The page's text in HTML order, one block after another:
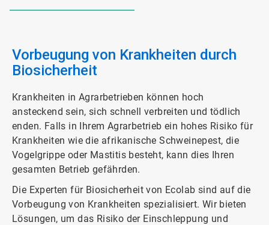
Vorbeugung von Krankheiten durch
Biosicherheit
Krankheiten in Agrarbetrieben können hoch
ansteckend sein, sich schnell verbreiten und tödlich
enden. Falls in Ihrem Agrarbetrieb ein hohes Risiko für
Krankheiten wie die afrikanische Schweinepest, die
Vogelgrippe oder Mastitis besteht, kann dies Ihren
gesamten Betrieb gefährden.
Die Experten für Biosicherheit von Ecolab sind auf die
Vorbeugung von Krankheiten spezialisiert. Wir bieten
Lösungen, um das Risiko der Einschleppung und